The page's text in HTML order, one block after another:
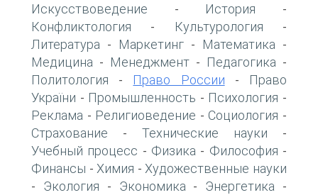
Искусствоведение - История -
Конфликтология - Культурология -
Литература - Маркетинг - Математика -
Медицина - Менеджмент - Педагогика -
Политология - Право России -
Право
України - Промышленность - Психология -
Реклама - Религиоведение - Социология -
Страхование - Технические науки -
Учебный процесс - Физика - Философия -
Финансы - Химия - Художественные науки
- Экология - Экономика - Энергетика -